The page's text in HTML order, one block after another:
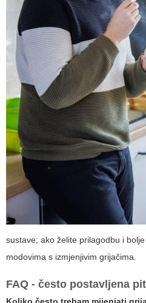
sustave; ako želite prilagodbu i
modovima s izmjenjivim grijačima.
FAQ - često postavljena